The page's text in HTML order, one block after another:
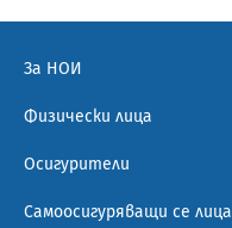
За НОИ
Физически лица
Осигурители
Самоосигуряващи се лица